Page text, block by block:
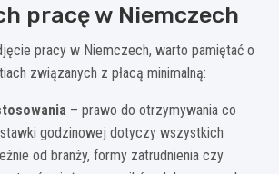
pracę w Niemczech
pracy w Niemczech, warto pamiętać o
związanych z płacą minimalną:
– prawo do otrzymywania co
godzinowej dotyczy wszystkich
od branży, formy zatrudnienia czy